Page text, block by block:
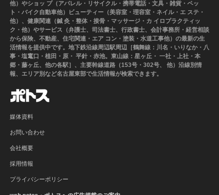
他）やショッ プ（アパレル・リサイクル・携帯電話・文具・雑貨・ペッ
ト・バイク自動車他）ビューティー（美容室・理容室・ネイル・エ ステ・
他）、健康関連（鍼 灸・整体・接骨・マッサージ・カ イロプラクティッ
ク・他）やサービス（弁護士、司法書士、行政書士、会計事務所・経営相談
から保険、不動産、住宅関連・エア コン・塗装・水道工事他）の最新の生
活情報を提供中です。地下鉄沿線周辺駅周辺［鶴舞線：川名・いりなか・八
事・塩竃口・植田・原・ 平針・赤池。東山線：星ヶ丘・ 一社・上社・本
郷・藤ヶ丘、他の各駅］、主要幹線道路（153号・302号、 他）沿線別情
報、エリア別など名古屋東部で生活情報が検索できます。
媒体資料
お問い合わせ
会社概要
採用情報
プライバシーポリシー